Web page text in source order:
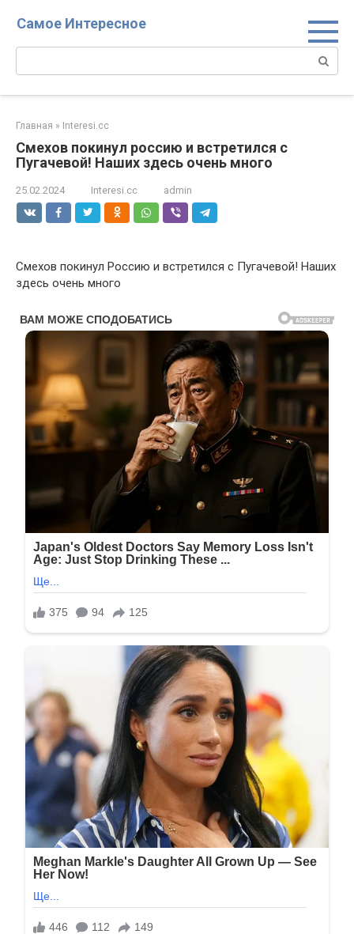
Самое Интересное
Поиск:
Главная » Interesi.cc
Смехов покинул россию и встретился с
Пугачевой! Наших здесь очень много
25.02.2024 Interesi.cc admin
Смехов покинул Россию и встретился с Пугачевой! Наших
здесь очень много